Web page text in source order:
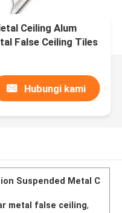
Ceiling Alum
False Ceiling Tiles
Hubungi kami
Suspended Metal C
metal false ceiling,